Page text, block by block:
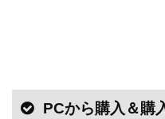
PCから購入＆購